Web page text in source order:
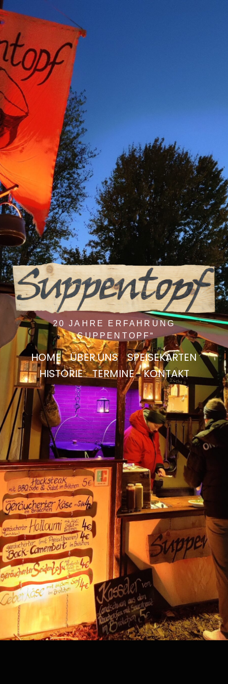
20 JAHRE ERFAHRUNG
„SUPPENTOPF“
HOME ÜBER UNS
SPEISEKARTEN
HISTORIE
TERMINE KONTAKT